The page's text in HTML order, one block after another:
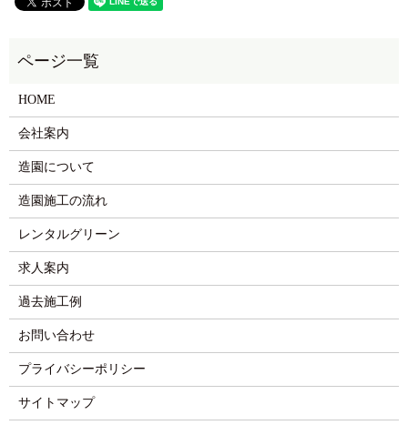
HOME
会社案内
造園について
造園施工の流れ
レンタルグリーン
求人案内
過去施工例
お問い合わせ
プライバシーポリシー
サイトマップ